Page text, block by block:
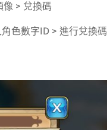
> 兌換碼
色數字ID > 進行兌換碼